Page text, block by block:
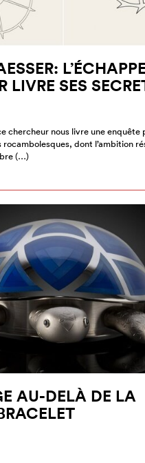
LIVRE SES
chercheur nous livre une enquête
dont l’ambition
(…)
AU-DELÀ DE LA